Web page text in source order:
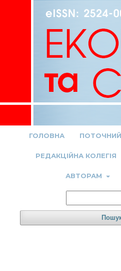
ГОЛОВНА
РЕДАКЦІЙНА КОЛЕГІЯ
АВТОРАМ